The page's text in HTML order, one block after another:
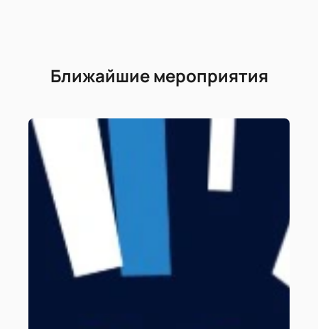
Ближайшие мероприятия